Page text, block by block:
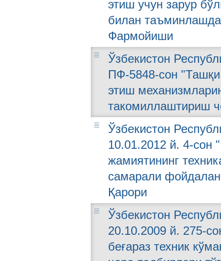
этиш учун зарур
билан
Фармойиши
Ўзбекистон
ПФ-5848-сон
этиш
такомиллаштириш
Ўзбекистон
10.01.2012 й. 4-сон
жамиятининг
самарали
Қарори
Ўзбекистон
20.10.2009 й. 275-
беғараз техник